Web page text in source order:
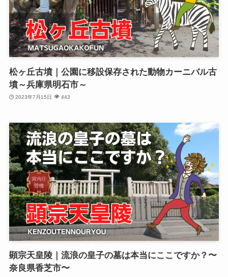
松ヶ丘古墳｜公園に移設保存された動物カーニバル古
墳～兵庫県明石市～
2023年7月15日 443
顕宗天皇陵｜流浪の皇子の墓は本当にここですか？〜
奈良県香芝市〜